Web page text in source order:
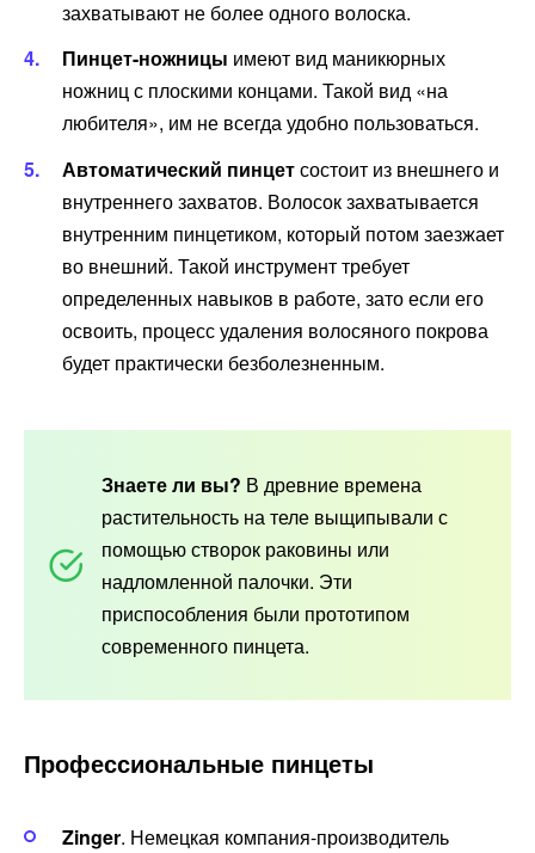
захватывают не более одного волоска.
Пинцет-ножницы имеют вид маникюрных
ножниц с плоскими концами. Такой вид «на
любителя», им не всегда удобно пользоваться.
Автоматический пинцетсостоит из внешнего и
внутреннего захватов. Волосок захватывается
внутренним пинцетиком, который потом заезжает
во внешний. Такой инструмент требует
определенных навыков в работе, зато если его
освоить, процесс удаления волосяного покрова
будет практически безболезненным.
Знаете ли вы? В древние времена
растительность на теле выщипывали с
помощью створок раковины или
надломленной палочки. Эти
приспособления были прототипом
современного пинцета.
Профессиональные пинцеты
Zinger. Немецкая компания-производитель